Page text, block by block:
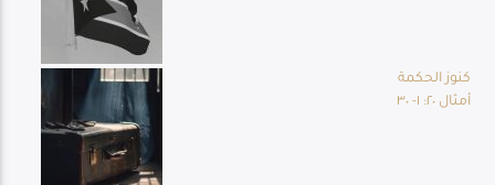
كنوز الحكمة
أمثال ٢٠: ١- ٣٠